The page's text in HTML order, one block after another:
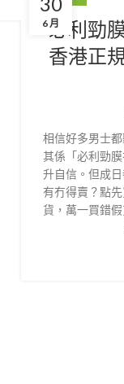
6 月必利勁
香港正
相信好多男士
其係「必利勁
升自信。但成
有冇得賣？點
貨，萬一買錯